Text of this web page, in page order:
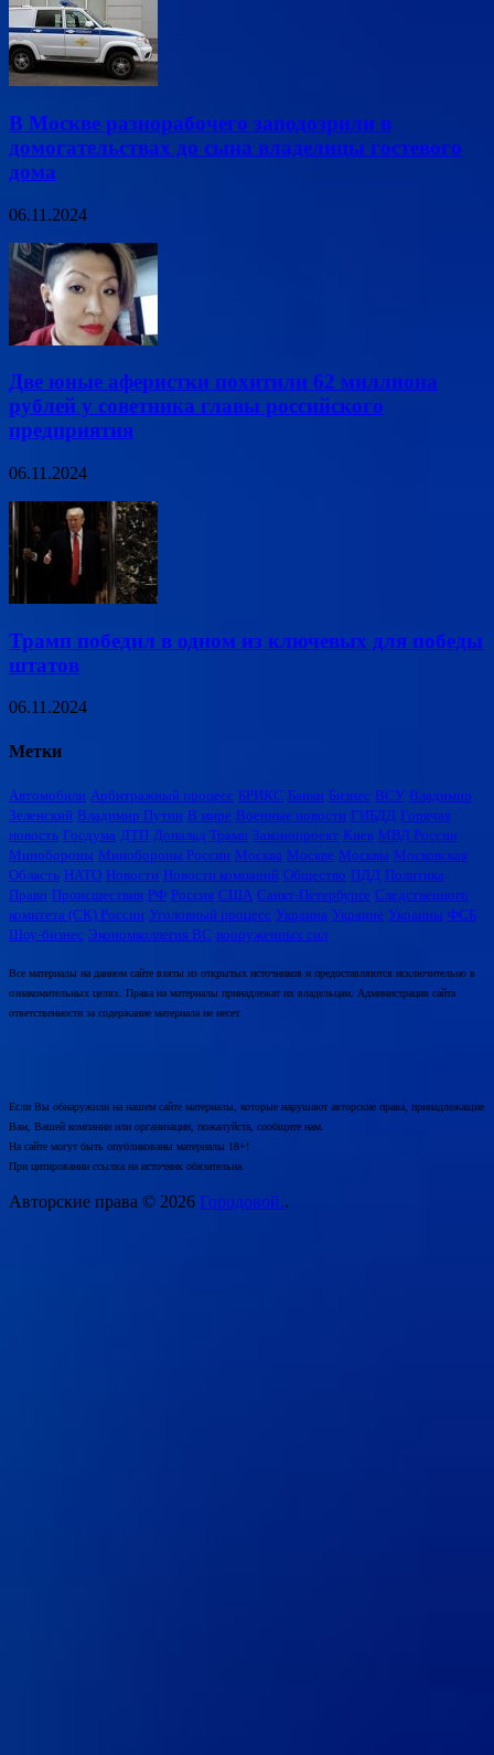
В Москве разнорабочего заподозрили в
домогательствах до сына владелицы гостевого
дома
06.11.2024
Две юные аферистки похитили 62 миллиона
рублей у советника главы российского
предприятия
06.11.2024
Трамп победил в одном из ключевых для победы
штатов
06.11.2024
Метки
Автомобили Арбитражный процесс БРИКС Банки Бизнес ВСУ Владимир
Зеленский Владимир Путин В мире Военные новости ГИБДД Горячая
новость Госдума ДТП Дональд Трамп Законопроект Киев МВД России
Минобороны Минобороны России Москва Москве Москвы Московская
Область НАТО Новости Новости компаний Общество ПДД Политика
Право Происшествия РФ Россия США Санкт-Петербурге Следственного
комитета (СК) России Уголовный процесс Украина Украине Украины ФСБ
Шоу-бизнес Экономколлегия ВС вооруженных сил
Все материалы на данном сайте взяты из открытых источников и предоставляются исключительно в
ознакомительных целях. Права на материалы принадлежат их владельцам. Администрация сайта
ответственности за содержание материала не несет.
Если Вы обнаружили на нашем сайте материалы, которые нарушают авторские права, принадлежащие
Вам, Вашей компании или организации, пожалуйста, сообщите нам.
На сайте могут быть опубликованы материалы 18+!
При цитировании ссылка на источник обязательна.
Авторские права © 2026 Городовой..